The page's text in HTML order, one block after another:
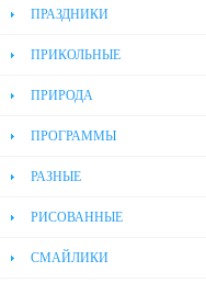
ПРАЗДНИКИ
ПРИКОЛЬНЫЕ
ПРИРОДА
ПРОГРАММЫ
РАЗНЫЕ
РИСОВАННЫЕ
СМАЙЛИКИ